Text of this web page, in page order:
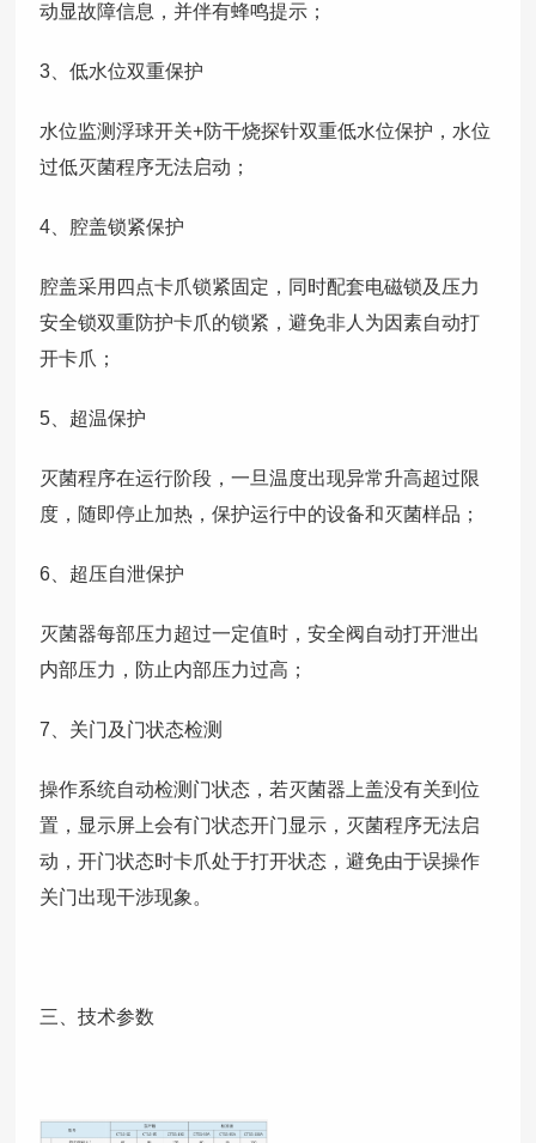
动显故障信息，并伴有蜂鸣提示；
3、低水位双重保护
水位监测浮球开关+防干烧探针双重低水位保护，水位
过低灭菌程序无法启动；
4、腔盖锁紧保护
腔盖采用四点卡爪锁紧固定，同时配套电磁锁及压力
安全锁双重防护卡爪的锁紧，避免非人为因素自动打
开卡爪；
5、超温保护
灭菌程序在运行阶段，一旦温度出现异常升高超过限
度，随即停止加热，保护运行中的设备和灭菌样品；
6、超压自泄保护
灭菌器每部压力超过一定值时，安全阀自动打开泄出
内部压力，防止内部压力过高；
7、关门及门状态检测
操作系统自动检测门状态，若灭菌器上盖没有关到位
置，显示屏上会有门状态开门显示，灭菌程序无法启
动，开门状态时卡爪处于打开状态，避免由于误操作
关门出现干涉现象。
三、技术参数